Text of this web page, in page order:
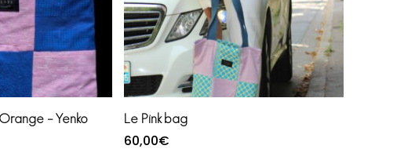
au panier– Yenko Le Pink bag
60,00€